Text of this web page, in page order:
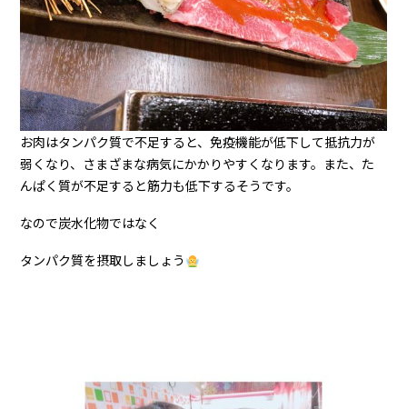
お肉はタンパク質で不足すると、免疫機能が低下して抵抗力が
弱くなり、さまざまな病気にかかりやすくなります。また、た
んぱく質が不足すると筋力も低下するそうです。
なので炭水化物ではなく
タンパク質を摂取しましょう